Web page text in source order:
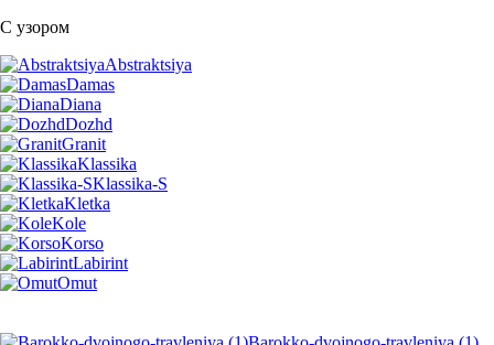
С узором
Abstraktsiya
Damas
Diana
Dozhd
Granit
Klassika
Klassika-S
Kletka
Kole
Korso
Labirint
Omut